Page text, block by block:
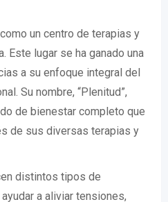
un centro de terapias y
Este lugar se ha ganado una
a su enfoque integral del
Su nombre, “Plenitud”,
de bienestar completo que
de sus diversas terapias y
distintos tipos de
a aliviar tensiones,